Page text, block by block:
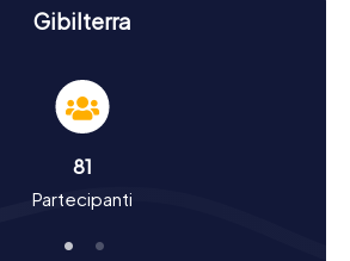
con le cacce al tesoro a
di culture e offre una ricca storia
le nostre cacce al tesoro a
di più sulla storia turbolenta della
Sapevate che Gibilterra ha
durante la Seconda Guerra
Anche dal punto di vista culinario,
Gibilterra
81
Partecipanti